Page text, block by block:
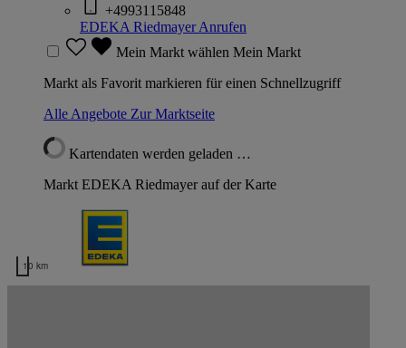
+4993115848
EDEKA RiedmayerAnrufen
Mein Markt wählen Mein Markt
Markt als Favorit markieren für einen Schnellzugriff
Alle Angebote Zur Marktseite
Kartendaten werden geladen …
Markt EDEKA Riedmayer auf der Karte
10 km